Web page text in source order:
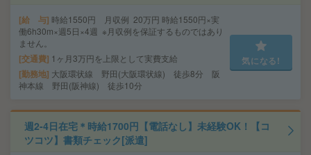
給 与 時給1550円 月収例 20万円 時給1550円×実
働6h30m×週5日×4週 ※月収例を保証するものではあり
ません。
交通費 1ヶ月3万円を上限として実費支給
勤務地 大阪環状線 野田(大阪環状線) 徒歩8分 阪
神本線 野田(阪神線) 徒歩10分
気になる!
週2-4日在宅＊時給1700円【電話なし】未経験OK！【コ
ツコツ】書類チェック[派遣]